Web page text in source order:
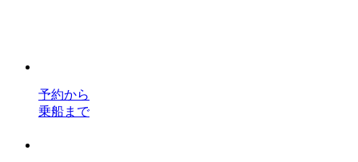
予約から
乗船まで